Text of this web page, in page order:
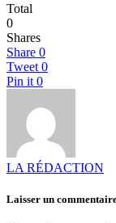
Total
0
Shares
Share 0
Tweet 0
Pin it 0
LA RÉDACTION
Laisser un